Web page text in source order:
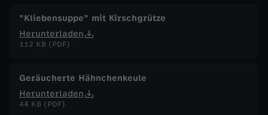
"Kliebensuppe" mit Kirschgrütze
Herunterladen
112 KB (PDF)
Geräucherte Hähnchenkeule
Herunterladen
44 KB (PDF)